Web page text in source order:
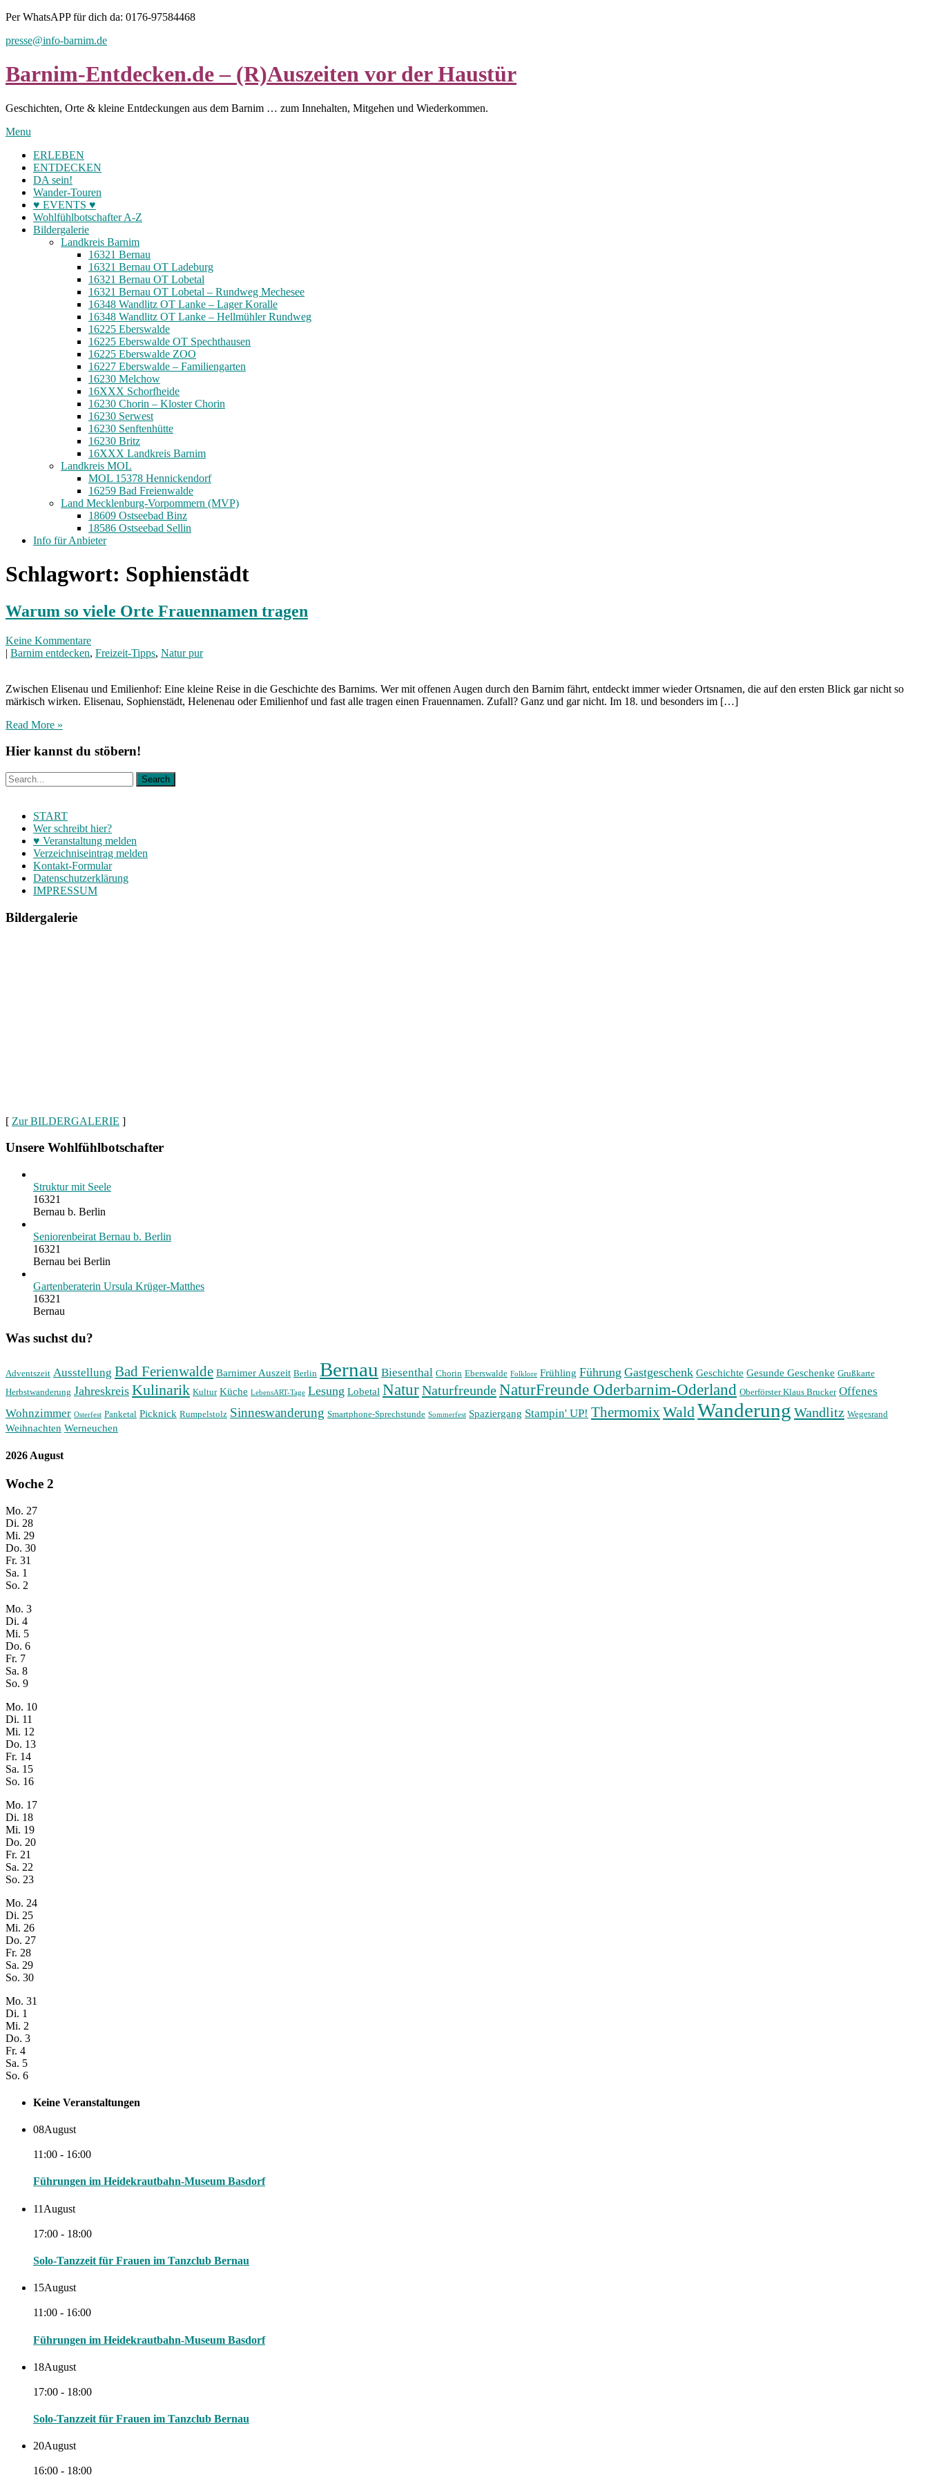
Skip
content
Per WhatsAPP für dich da: 0176-97584468
presse@info-barnim.de
Barnim-Entdecken.de – (R)Auszeiten vor der Haustür
Geschichten, Orte & kleine Entdeckungen aus dem Barnim … zum Innehalten, Mitgehen und Wiederkommen.
Menu
ERLEBEN
ENTDECKEN
DA sein!
Wander-Touren
♥ EVENTS ♥
Wohlfühlbotschafter A-Z
Bildergalerie
Landkreis Barnim
16321 Bernau
16321 Bernau OT Ladeburg
16321 Bernau OT Lobetal
16321 Bernau OT Lobetal – Rundweg Mechesee
16348 Wandlitz OT Lanke – Lager Koralle
16348 Wandlitz OT Lanke – Hellmühler Rundweg
16225 Eberswalde
16225 Eberswalde OT Spechthausen
16225 Eberswalde ZOO
16227 Eberswalde – Familiengarten
16230 Melchow
16XXX Schorfheide
16230 Chorin – Kloster Chorin
16230 Serwest
16230 Senftenhütte
16230 Britz
16XXX Landkreis Barnim
Landkreis MOL
MOL 15378 Hennickendorf
16259 Bad Freienwalde
Land Mecklenburg-Vorpommern (MVP)
18609 Ostseebad Binz
18586 Ostseebad Sellin
Info für Anbieter
Schlagwort: Sophienstädt
Warum so viele Orte Frauennamen tragen
Keine Kommentare
| Barnim entdecken, Freizeit-Tipps, Natur pur
Zwischen Elisenau und Emilienhof: Eine kleine Reise in die Geschichte des Barnims. Wer mit offenen Augen durch den Barnim fährt, entdeckt immer wieder Ortsnamen, die auf den ersten Blick gar nicht so
märkisch wirken. Elisenau, Sophienstädt, Helenenau oder Emilienhof und fast alle tragen einen Frauennamen. Zufall? Ganz und gar nicht. Im 18. und besonders im […]
Read More »
Hier kannst du stöbern!
START
Wer schreibt hier?
♥ Veranstaltung melden
Verzeichniseintrag melden
Kontakt-Formular
Datenschutzerklärung
IMPRESSUM
Bildergalerie
[ Zur BILDERGALERIE ]
Unsere Wohlfühlbotschafter
Struktur mit Seele
16321
Bernau b. Berlin
Seniorenbeirat Bernau b. Berlin
16321
Bernau bei Berlin
Gartenberaterin Ursula Krüger-Matthes
16321
Bernau
Was suchst du?
Adventszeit Ausstellung Bad Ferienwalde Barnimer Auszeit Berlin Bernau Biesenthal Chorin Eberswalde Folklore Frühling Führung Gastgeschenk Geschichte Gesunde Geschenke Grußkarte
Herbstwanderung Jahreskreis Kulinarik Kultur Küche LebensART-Tage Lesung Lobetal NaturNaturfreundeNaturFreunde Oderbarnim-Oderland Oberförster Klaus Brucker Offenes
Wohnzimmer Osterfest Panketal Picknick Rumpelstolz Sinneswanderung Smartphone-Sprechstunde Sommerfest Spaziergang Stampin' UP! ThermomixWaldWanderung Wandlitz Wegesrand
Weihnachten Werneuchen
2026 August
Woche 2
Mo. 27
Di. 28
Mi. 29
Do. 30
Fr. 31
Sa. 1
So. 2
Mo. 3
Di. 4
Mi. 5
Do. 6
Fr. 7
Sa. 8
So. 9
Mo. 10
Di. 11
Mi. 12
Do. 13
Fr. 14
Sa. 15
So. 16
Mo. 17
Di. 18
Mi. 19
Do. 20
Fr. 21
Sa. 22
So. 23
Mo. 24
Di. 25
Mi. 26
Do. 27
Fr. 28
Sa. 29
So. 30
Mo. 31
Di. 1
Mi. 2
Do. 3
Fr. 4
Sa. 5
So. 6
Keine Veranstaltungen
08August
11:00 - 16:00
Führungen im Heidekrautbahn-Museum Basdorf
11 August
17:00 - 18:00
Solo-Tanzzeit für Frauen im Tanzclub Bernau
15August
11:00 - 16:00
Führungen im Heidekrautbahn-Museum Basdorf
18August
17:00 - 18:00
Solo-Tanzzeit für Frauen im Tanzclub Bernau
20August
16:00 - 18:00